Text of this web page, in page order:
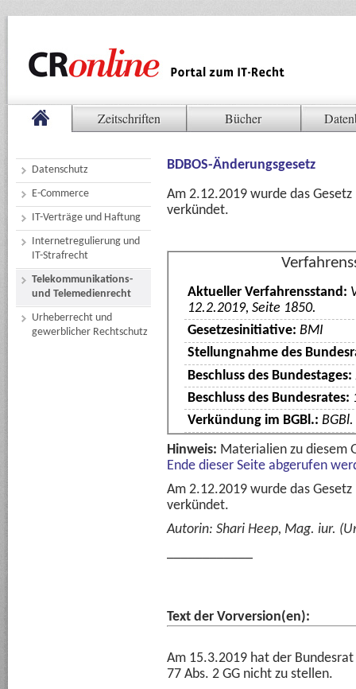
Zeitschriften Bücher
Datenschutz
E-Commerce
IT-Verträge und Haftung
Internetregulierung und
IT-Strafrecht
Telekommunikations-
und Telemedienrecht
Urheberrecht und
gewerblicher Rechtschutz
BDBOS-Änderungsgesetz
Am 2.12.2019 wurde das
verkündet.
Aktueller Verfahrensstand:
12.2.2019, Seite 1850.
Gesetzesinitiative: BMI
Stellungnahme des
Beschluss des Bundestages:
Beschluss des Bundesrates:
Verkündung im BGBl.:
Hinweis: Materialien zu diesem
Ende dieser Seite abgerufen
Am 2.12.2019 wurde das
verkündet.
Autorin: Shari Heep, Mag. iur.
Text der Vorversion(en):
Am 15.3.2019 hat der
77 Abs. 2 GG nicht zu stellen.